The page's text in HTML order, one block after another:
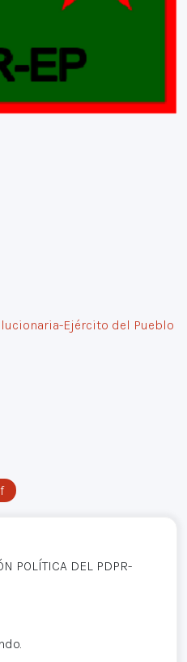
Ejército del Pueblo
POLÍTICA DEL PDPR-